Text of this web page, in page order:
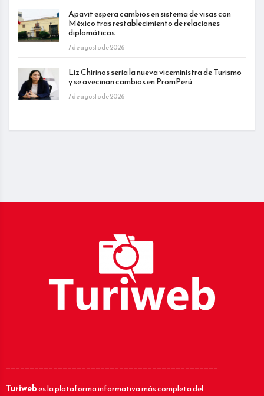
Apavit espera cambios en sistema de visas con
México tras restablecimiento de relaciones
diplomáticas
7 de agosto de 2026
Liz Chirinos sería la nueva viceministra de Turismo
y se avecinan cambios en PromPerú
7 de agosto de 2026
_____________________________________________
Turiwebes la plataforma informativa más completa del